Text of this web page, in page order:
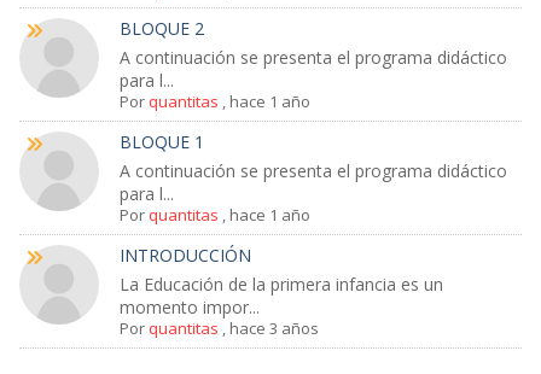
BLOQUE 2
A continuación se presenta el programa didáctico
para l...
Porquantitas , hace 1 año
BLOQUE 1
A continuación se presenta el programa didáctico
para l...
Porquantitas , hace 1 año
INTRODUCCIÓN
La Educación de la primera infancia es un
momento impor...
Porquantitas , hace 3 años